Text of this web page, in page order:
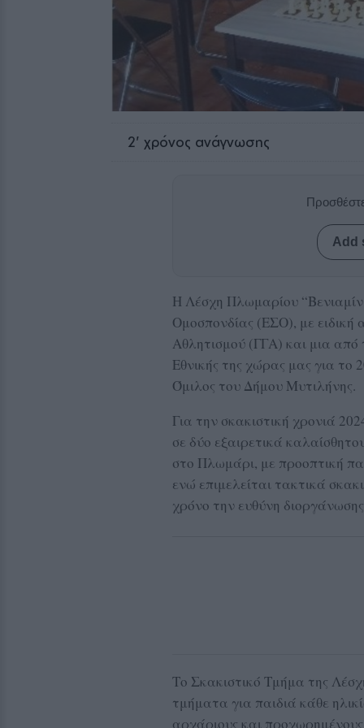
2' χρόνος ανάγνωσης
Add
Η Λέσχη Πλωμαρίου “Βενιαμίν
Ομοσπονδίας (ΕΣΟ), με ειδική
Αθλητισμού (ΓΓΑ) και μια από
Εθνικής της χώρας μας για το
Όμιλος του Δήμου Μυτιλήνης.
Για την σκακιστική χρονιά
σε δύο εξαιρετικά
στο Πλωμάρι, με προοπτική
ενώ επιμελείται τακτικά
χρόνο την ευθύνη
Το Σκακιστικό Τμήμα της
τμήματα για παιδιά κάθε
αρχάριους και